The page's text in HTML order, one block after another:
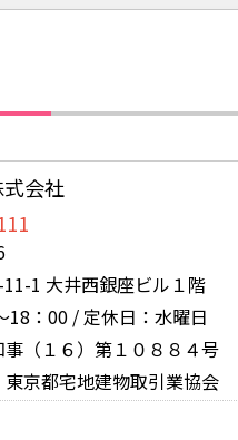
会社
1 大井西銀座ビル１階
18：00 / 定休日：水曜日
（１６）第１０８８４号
京都宅地建物取引業協会